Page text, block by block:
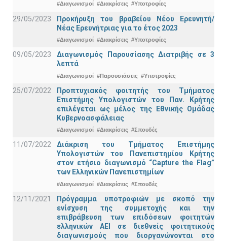
#Διαγωνισμοί #Διακρίσεις #Υποτροφίες
29/05/2023
Προκήρυξη του βραβείου Νέου Ερευνητή/
Νέας Ερευνήτριας για το έτος 2023
#Διαγωνισμοί #Διακρίσεις #Υποτροφίες
09/05/2023
Διαγωνισμός Παρουσίασης Διατριβής σε 3
λεπτά
#Διαγωνισμοί #Παρουσιάσεις #Υποτροφίες
25/07/2022
Προπτυχιακός φοιτητής του Τμήματος
Επιστήμης Υπολογιστών του Παν. Κρήτης
επιλέγεται ως μέλος της Εθνικής Ομάδας
Κυβερνοασφάλειας
#Διαγωνισμοί #Διακρίσεις #Σπουδές
11/07/2022
Διάκριση του Τμήματος Επιστήμης
Υπολογιστών του Πανεπιστημίου Κρήτης
στον ετήσιο διαγωνισμό “Capture the Flag”
των Ελληνικών Πανεπιστημίων
#Διαγωνισμοί #Διακρίσεις #Σπουδές
12/11/2021
Πρόγραμμα υποτροφιών με σκοπό την
ενίσχυση της συμμετοχής και την
επιβράβευση των επιδόσεων φοιτητών
ελληνικών ΑΕΙ σε διεθνείς φοιτητικούς
διαγωνισμούς που διοργανώνονται στο